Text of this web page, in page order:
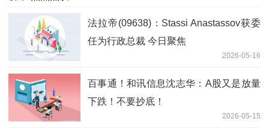
法拉帝(09638)：Stassi Anastassov获委
任为行政总裁 今日聚焦
2026-05-16
百事通！和讯信息沈志华：A股又是放量
下跌！不要抄底！
2026-05-15